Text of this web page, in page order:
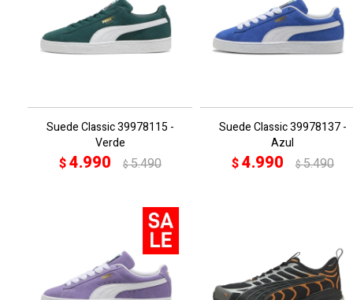
Suede Classic 39978115 -
Verde
$4.990 $5.490
Suede Classic 39978137 -
Azul
$4.990 $5.490